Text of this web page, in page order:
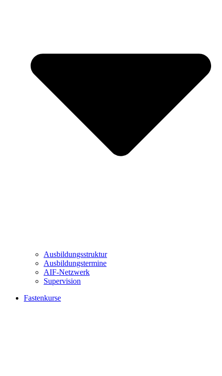
Ausbildungsstruktur
Ausbildungstermine
AIF-Netzwerk
Supervision
Fastenkurse